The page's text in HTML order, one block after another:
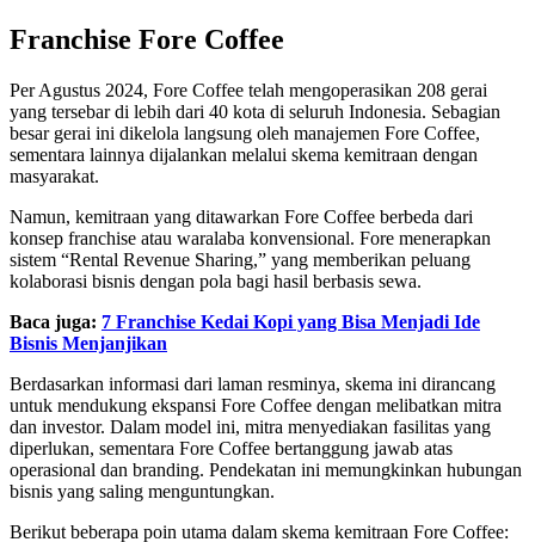
Franchise Fore Coffee
Per Agustus 2024, Fore Coffee telah mengoperasikan 208 gerai
yang tersebar di lebih dari 40 kota di seluruh Indonesia. Sebagian
besar gerai ini dikelola langsung oleh manajemen Fore Coffee,
sementara lainnya dijalankan melalui skema kemitraan dengan
masyarakat.
Namun, kemitraan yang ditawarkan Fore Coffee berbeda dari
konsep franchise atau waralaba konvensional. Fore menerapkan
sistem “Rental Revenue Sharing,” yang memberikan peluang
kolaborasi bisnis dengan pola bagi hasil berbasis sewa.
Baca juga: 7 Franchise Kedai Kopi yang Bisa Menjadi Ide
Bisnis Menjanjikan
Berdasarkan informasi dari laman resminya, skema ini dirancang
untuk mendukung ekspansi Fore Coffee dengan melibatkan mitra
dan investor. Dalam model ini, mitra menyediakan fasilitas yang
diperlukan, sementara Fore Coffee bertanggung jawab atas
operasional dan branding. Pendekatan ini memungkinkan hubungan
bisnis yang saling menguntungkan.
Berikut beberapa poin utama dalam skema kemitraan Fore Coffee: